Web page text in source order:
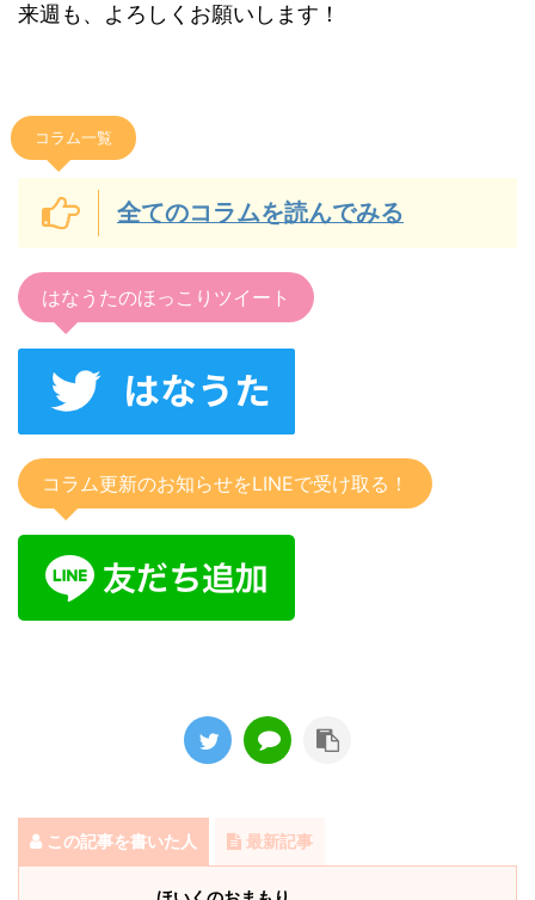
来週も、よろしくお願いします！
コラム一覧
全てのコラムを読んでみる
はなうたのほっこりツイート
コラム更新のお知らせをLINEで受け取る！
この記事を書いた人 最新記事